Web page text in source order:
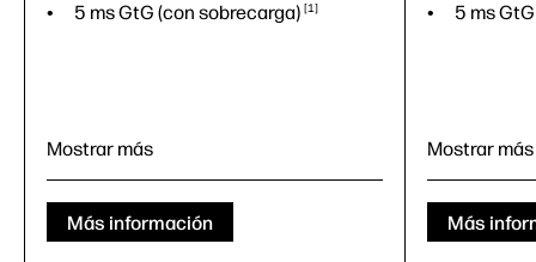
5 ms GtG (con sobrecarga) 1
FHD (1920 x1080)
1000:1
Mostrar más
Más información
5 ms
FHD
1000:1
Mostrar más
Más